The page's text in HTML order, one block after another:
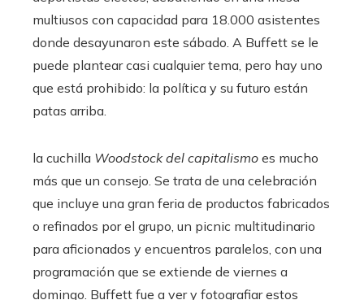
multiusos con capacidad para 18.000 asistentes
donde desayunaron este sábado. A Buffett se le
puede plantear casi cualquier tema, pero hay uno
que está prohibido: la política y su futuro están
patas arriba.
la cuchilla Woodstock del capitalismo es mucho
más que un consejo. Se trata de una celebración
que incluye una gran feria de productos fabricados
o refinados por el grupo, un picnic multitudinario
para aficionados y encuentros paralelos, con una
programación que se extiende de viernes a
domingo. Buffett fue a ver y fotografiar estos